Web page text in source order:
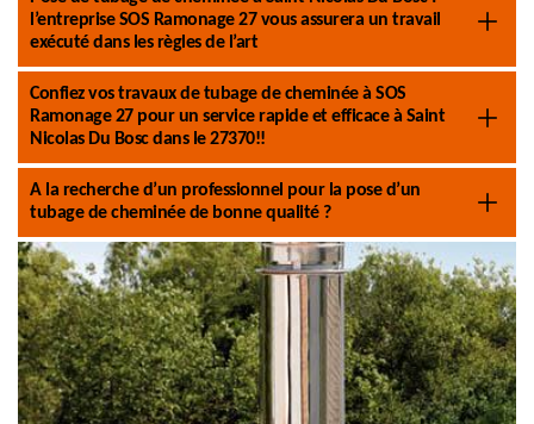
l’entreprise SOS Ramonage 27 vous assurera un travail
exécuté dans les règles de l’art
Confiez vos travaux de tubage de cheminée à SOS
Ramonage 27 pour un service rapide et efficace à Saint
Nicolas Du Bosc dans le 27370!!
A la recherche d’un professionnel pour la pose d’un
tubage de cheminée de bonne qualité ?